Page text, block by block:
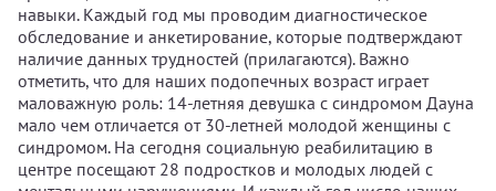
навыки. Каждый год мы проводим диагностическое
обследование и анкетирование, которые подтверждают
наличие данных трудностей (прилагаются). Важно
отметить, что для наших подопечных возраст играет
маловажную роль: 14-летняя девушка с синдромом Дауна
мало чем отличается от 30-летней молодой женщины с
синдромом. На сегодня социальную реабилитацию в
центре посещают 28 подростков и молодых людей с